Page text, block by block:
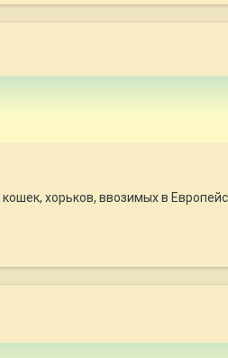
хорьков, ввозимых в